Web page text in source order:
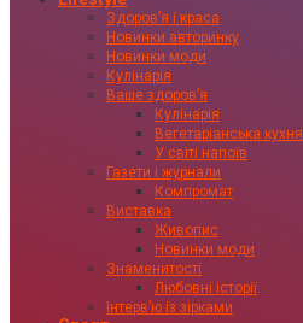
Здоровʼя і краса
Новинки авторинку
Новинки моди
Кулінарія
Ваше здоровʼя
Кулінарія
Вегетаріанська кухня
У світі напоїв
Газети і журнали
Компромат
Виставка
Живопис
Новинки моди
Знаменитості
Любовні історії
Інтервʼю із зірками